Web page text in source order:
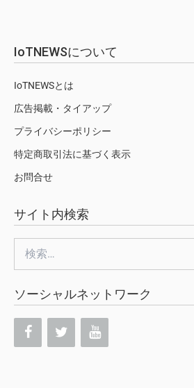
IoTNEWSについて
IoTNEWSとは
広告掲載・タイアップ
プライバシーポリシー
特定商取引法に基づく表示
お問合せ
サイト内検索
索:
ソーシャルネットワーク